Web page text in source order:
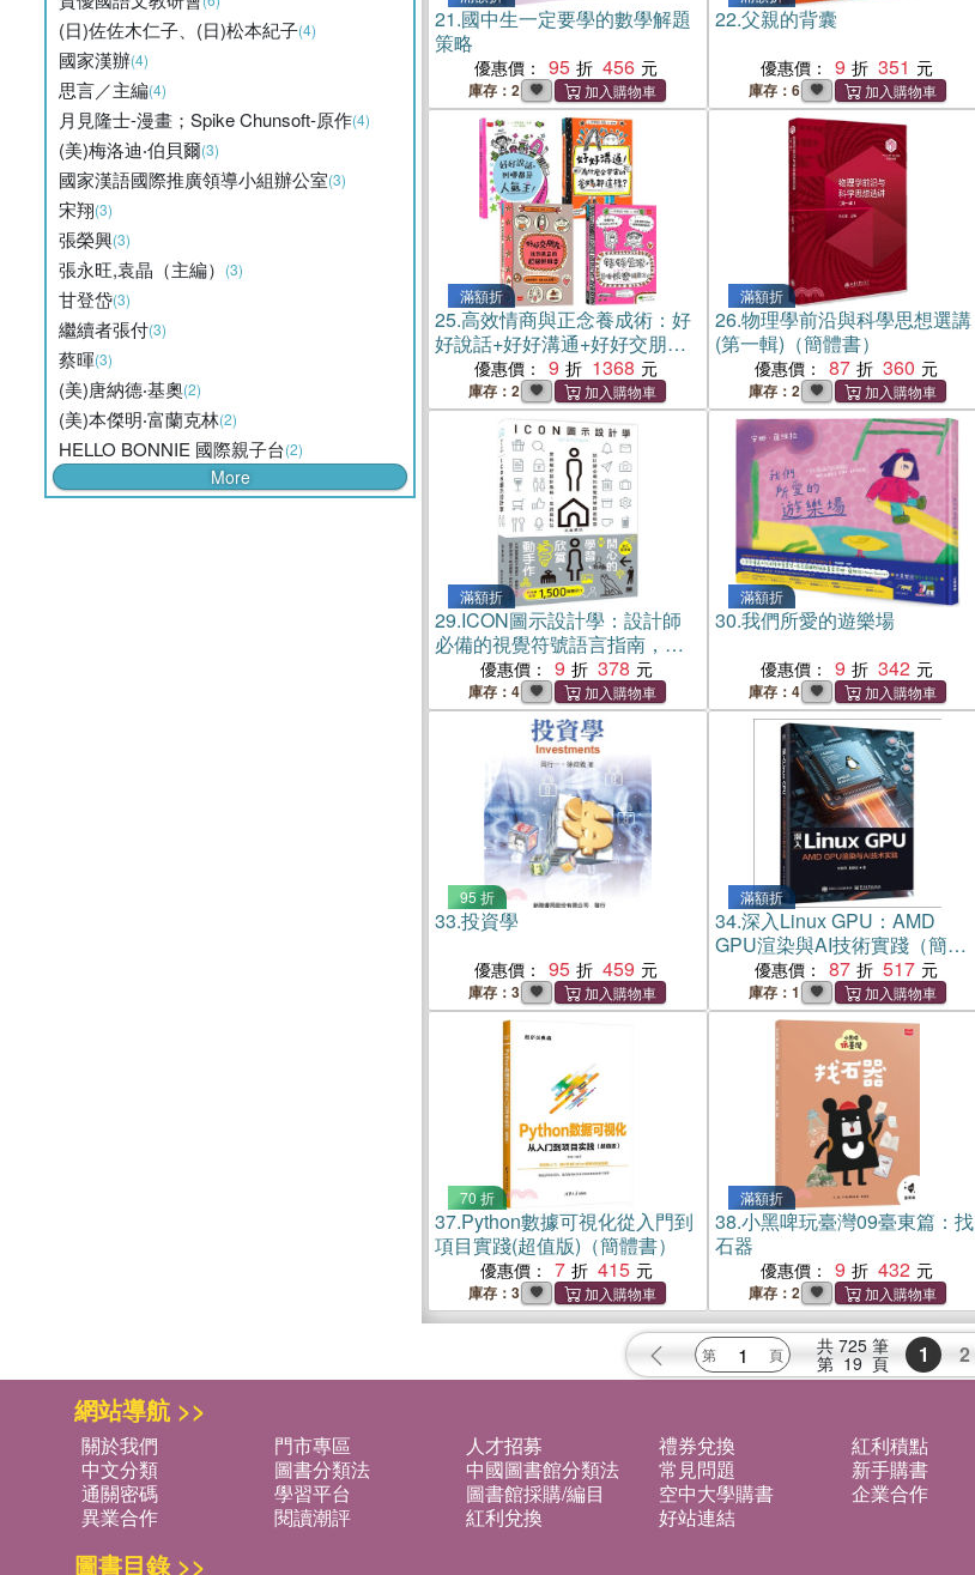
(日)佐佐木仁子、(日)松本紀子(4)
國家漢辦(4)
思言／主編(4)
月見隆士-漫畫；Spike Chunsoft-原作(4)
(美)梅洛迪‧伯貝爾(3)
國家漢語國際推廣領導小組辦公室(3)
宋翔(3)
張榮興(3)
張永旺,袁晶（主編） (3)
甘登岱(3)
繼續者張付(3)
蔡暉(3)
(美)唐納德‧基奧(2)
(美)本傑明‧富蘭克林(2)
HELLO BONNIE 國際親子台(2)
More
21.國中生一定要學的數學解題
策略
優惠價： 95 456
庫存：2
22.父親的背囊
優惠價： 9 351
庫存：6
滿額折
25.高效情商與正念養成術：好
好說話+好好溝通+好好交朋友
+好好生活（全套4冊，SEL圖
文讀本）
優惠價： 9 1368
庫存：2
滿額折
26.物理學前沿與科學思想選講
(第一輯)（簡體書）
優惠價： 87 360
庫存：2
滿額折
29.ICON圖示設計學：設計師
必備的視覺符號語言指南，實
例解析設計風格、思路與技
法。
優惠價： 9 378
庫存：4
滿額折
30.我們所愛的遊樂場
優惠價： 9 342
庫存：4
95 折
33.投資學
優惠價： 95 459
庫存：3
滿額折
34.深入Linux GPU：AMD
GPU渲染與AI技術實踐（簡體
優惠價： 87 517
庫存：1
70 折
37.Python數據可視化從入門到
項目實踐(超值版)（簡體書）
優惠價： 7 415
庫存：3
滿額折
38.小黑啤玩臺灣09臺東篇：找
石器
優惠價： 9 432
庫存：2
共 725 筆
第 19 頁 1 2
網站導航 >>
關於我們 門市專區 人才招募 禮券兌換
紅利積點
中文分類
圖書分類法 中國圖書館分類法 常見問題
新手購書
通關密碼
學習平台 圖書館採購/編目 空中大學購書
企業合作
異業合作
閱讀潮評 紅利兌換 好站連結
圖書目錄 >>